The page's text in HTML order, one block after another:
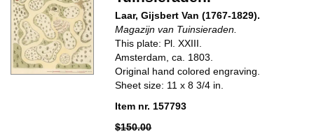
Laar, Gijsbert Van (1767-1829).
Magazijn van Tuinsieraden.
This plate: Pl. XXIII.
Amsterdam, ca. 1803.
Original hand colored engraving.
Sheet size: 11 x 8 3/4 in.
Item nr. 157793
$150.00